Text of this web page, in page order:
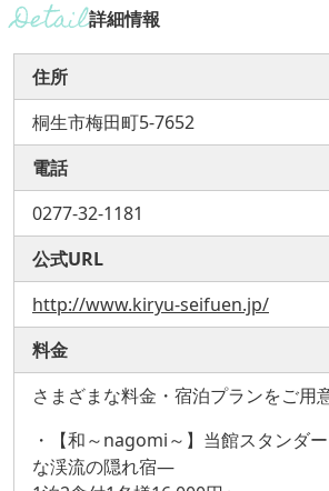
詳細情報
住所
桐生市梅田町5-7652
電話
0277-32-1181
公式URL
http://www.kiryu-seifuen.jp/
料金
さまざまな料金・宿泊プランをご用
・【和～nagomi～】当館スタンダ
な渓流の隠れ宿―